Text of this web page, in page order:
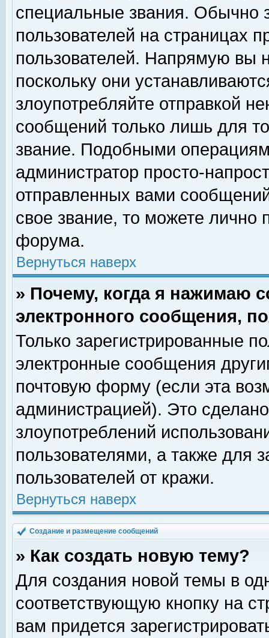
специальные звания. Обычно
пользователей на страницах
пользователей. Напрямую вы
поскольку они
злоупотребляйте отправкой
сообщений только лишь для
звание. Подобными
администратор просто-
отправленных вами
свое звание, то можете лично
форума.
Вернуться наверх
» Почему, когда я нажимаю
электронного сообщения,
Только зарегистрированные
электронные сообщения
почтовую форму (если эта
администрацией). Это
злоупотреблений
пользователями, а также для
пользователей от кражи.
Вернуться наверх
Создание и размещение сообщений
» Как создать новую тему?
Для создания новой темы в
соответствующую кнопку на
вам придется